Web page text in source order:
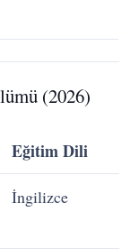
(2026)
Eğitim Dili
İngilizce